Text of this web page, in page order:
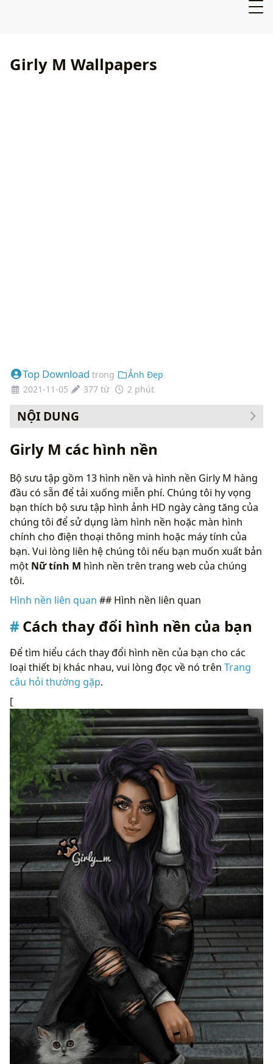
Girly M Wallpapers
Top Download trong
Ảnh Đẹp
2021-11-05
377 từ 2 phút
NỘI DUNG
Girly M các hình nền
Bộ sưu tập gồm 13 hình nền và hình nền Girly M hàng
đầu có sẵn để tải xuống miễn phí. Chúng tôi hy vọng
bạn thích bộ sưu tập hình ảnh HD ngày càng tăng của
chúng tôi để sử dụng làm hình nền hoặc màn hình
chính cho điện thoại thông minh hoặc máy tính của
bạn. Vui lòng liên hệ chúng tôi nếu bạn muốn xuất bản
một Nữ tính M hình nền trên trang web của chúng
tôi.
Hình nền liên quan ## Hình nền liên quan
Cách thay đổi hình nền của bạn
Để tìm hiểu cách thay đổi hình nền của bạn cho các
loại thiết bị khác nhau, vui lòng đọc về nó trên Trang
câu hỏi thường gặp.
[